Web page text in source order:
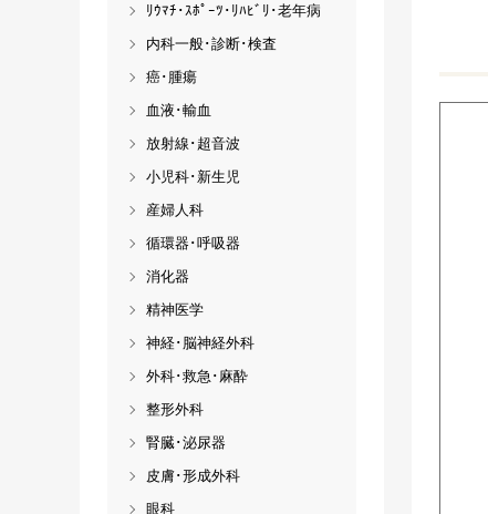
ﾘｳﾏﾁ･ｽﾎﾟｰﾂ･ﾘﾊﾋﾞﾘ･老年病
内科一般･診断･検査
癌･腫瘍
血液･輸血
放射線･超音波
小児科･新生児
産婦人科
循環器･呼吸器
消化器
精神医学
神経･脳神経外科
外科･救急･麻酔
整形外科
腎臓･泌尿器
皮膚･形成外科
眼科